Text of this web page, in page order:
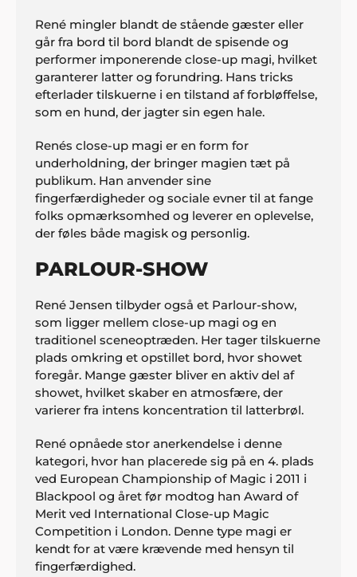
René mingler blandt de stående gæster eller
går fra bord til bord blandt de spisende og
performer imponerende close-up magi, hvilket
garanterer latter og forundring. Hans tricks
efterlader tilskuerne i en tilstand af forbløffelse,
som en hund, der jagter sin egen hale.
Renés close-up magi er en form for
underholdning, der bringer magien tæt på
publikum. Han anvender sine
fingerfærdigheder og sociale evner til at fange
folks opmærksomhed og leverer en oplevelse,
der føles både magisk og personlig.
PARLOUR-SHOW
René Jensen tilbyder også et Parlour-show,
som ligger mellem close-up magi og en
traditionel sceneoptræden. Her tager tilskuerne
plads omkring et opstillet bord, hvor showet
foregår. Mange gæster bliver en aktiv del af
showet, hvilket skaber en atmosfære, der
varierer fra intens koncentration til latterbrøl.
René opnåede stor anerkendelse i denne
kategori, hvor han placerede sig på en 4. plads
ved European Championship of Magic i 2011 i
Blackpool og året før modtog han Award of
Merit ved International Close-up Magic
Competition i London. Denne type magi er
kendt for at være krævende med hensyn til
fingerfærdighed.